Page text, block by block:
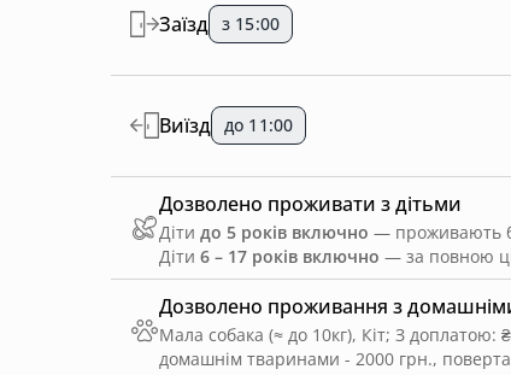
Дозволено проживання з
Мала собака (≈ до 10кг), Кіт; З доплатою:
домашнім тваринами - 2000 грн.,
Заїзд з 15:00
Виїзд до 11:00
Дозволено проживати з дітьми
Діти до 5 років включно — проживають
Діти 6 – 17 років включно — за повною